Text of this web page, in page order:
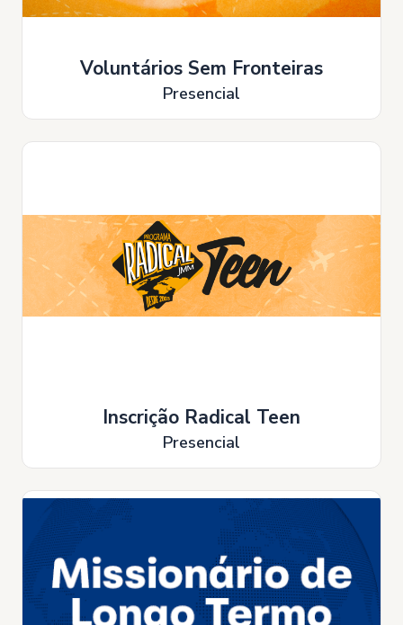
Voluntários Sem Fronteiras
Presencial
Inscrição Radical Teen
Presencial